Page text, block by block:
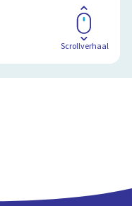
Scrollverhaal